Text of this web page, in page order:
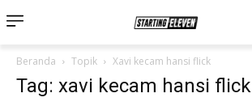
Beranda Topik Xavi kecam hansi flick
Tag: xavi kecam hansi flick